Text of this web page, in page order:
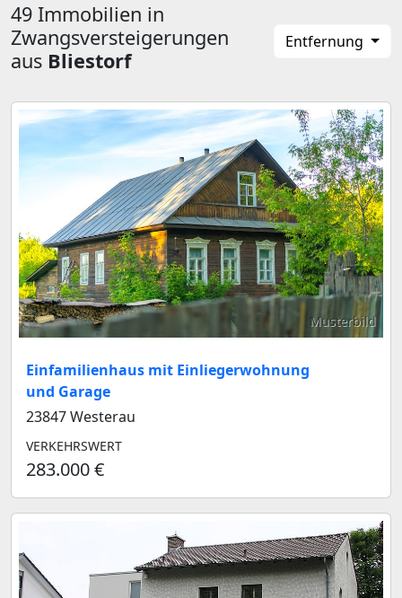
49 Immobilien in
Zwangsversteigerungen
aus Bliestorf
Entfernung
Musterbild
Einfamilienhaus mit Einliegerwohnung
und Garage
23847 Westerau
VERKEHRSWERT
283.000 €